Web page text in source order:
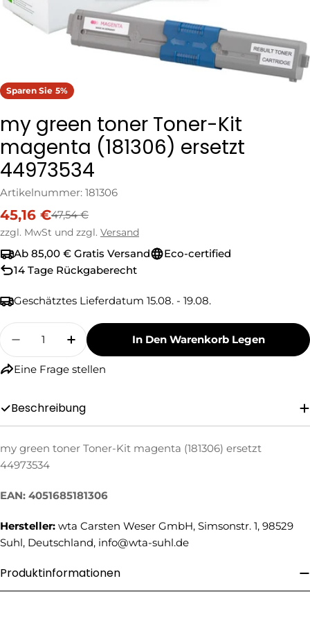
Sparen Sie 5%
my green toner Toner-Kit
magenta (181306) ersetzt
44973534
Artikelnummer: 181306
Verkaufspreis
45,16 €
Regulärer
Preis
47,54 €
zzgl. MwSt und zzgl. Versand
Ab 85,00 € Gratis Versand
Eco-certified
14 Tage Rückgaberecht
Geschätztes Lieferdatum 15.08. - 19.08.
Menge
Menge Für My Green Toner Toner-Kit
Menge Für My Green Toner Toner-
In Den Warenkorb Legen
Eine Frage stellen
Eine Frage stellen
Name
Ihre
Mail
Telefonnummer
Beschreibung
my green toner Toner-Kit magenta (181306) ersetzt
44973534
EAN: 4051685181306
Hersteller: wta Carsten Weser GmbH, Simsonstr. 1, 98529
Suhl, Deutschland, info@wta-suhl.de
Produktinformationen